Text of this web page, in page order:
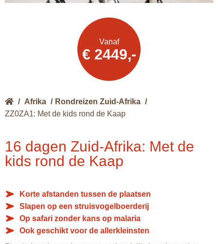
Offerte
aanvragen
/ Afrika / Rondreizen Zuid-Afrika /
ZZ0ZA1: Met de kids rond de Kaap
16 dagen Zuid-Afrika: Met de
kids rond de Kaap
Korte afstanden tussen de plaatsen
Slapen op een struisvogelboerderij
Op safari zonder kans op malaria
Ook geschikt voor de allerkleinsten